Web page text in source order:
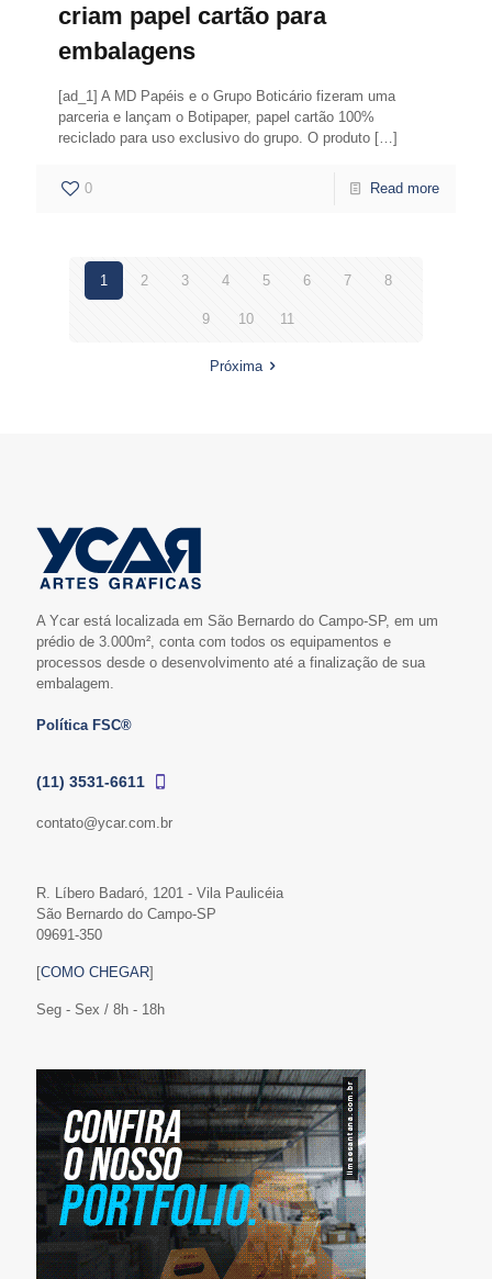
criam papel cartão para
embalagens
[ad_1] A MD Papéis e o Grupo Boticário fizeram uma
parceria e lançam o Botipaper, papel cartão 100%
reciclado para uso exclusivo do grupo. O produto […]
0 Read more
1 2 3 4 5 6 7 8
9 10 11
Próxima
A Ycar está localizada em São Bernardo do Campo-SP, em um
prédio de 3.000m², conta com todos os equipamentos e
processos desde o desenvolvimento até a finalização de sua
embalagem.
Política FSC®
(11) 3531-6611
contato@ycar.com.br
R. Líbero Badaró, 1201 - Vila Paulicéia
São Bernardo do Campo-SP
09691-350
[COMO CHEGAR]
Seg - Sex / 8h - 18h